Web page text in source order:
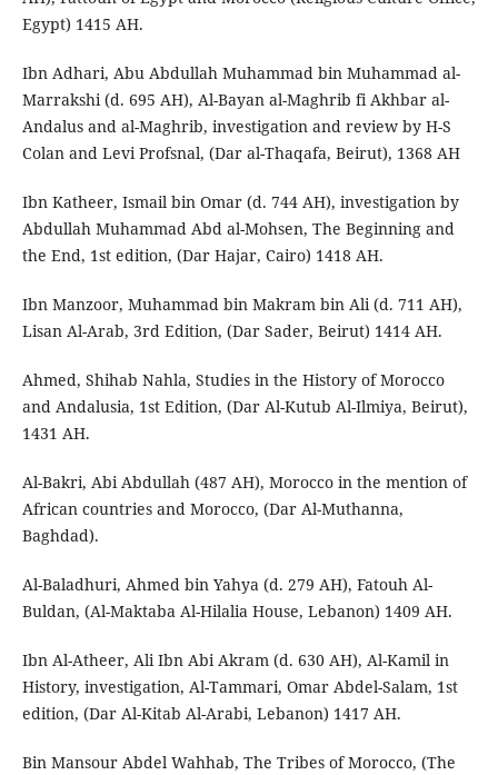
Egypt) 1415 AH.
Ibn Adhari, Abu Abdullah Muhammad bin Muhammad al-
Marrakshi (d. 695 AH), Al-Bayan al-Maghrib fi Akhbar al-
Andalus and al-Maghrib, investigation and review by H-S
Colan and Levi Profsnal, (Dar al-Thaqafa, Beirut), 1368 AH
Ibn Katheer, Ismail bin Omar (d. 744 AH), investigation by
Abdullah Muhammad Abd al-Mohsen, The Beginning and
the End, 1st edition, (Dar Hajar, Cairo) 1418 AH.
Ibn Manzoor, Muhammad bin Makram bin Ali (d. 711 AH),
Lisan Al-Arab, 3rd Edition, (Dar Sader, Beirut) 1414 AH.
Ahmed, Shihab Nahla, Studies in the History of Morocco
and Andalusia, 1st Edition, (Dar Al-Kutub Al-Ilmiya, Beirut),
1431 AH.
Al-Bakri, Abi Abdullah (487 AH), Morocco in the mention of
African countries and Morocco, (Dar Al-Muthanna,
Baghdad).
Al-Baladhuri, Ahmed bin Yahya (d. 279 AH), Fatouh Al-
Buldan, (Al-Maktaba Al-Hilalia House, Lebanon) 1409 AH.
Ibn Al-Atheer, Ali Ibn Abi Akram (d. 630 AH), Al-Kamil in
History, investigation, Al-Tammari, Omar Abdel-Salam, 1st
edition, (Dar Al-Kitab Al-Arabi, Lebanon) 1417 AH.
Bin Mansour Abdel Wahhab, The Tribes of Morocco, (The